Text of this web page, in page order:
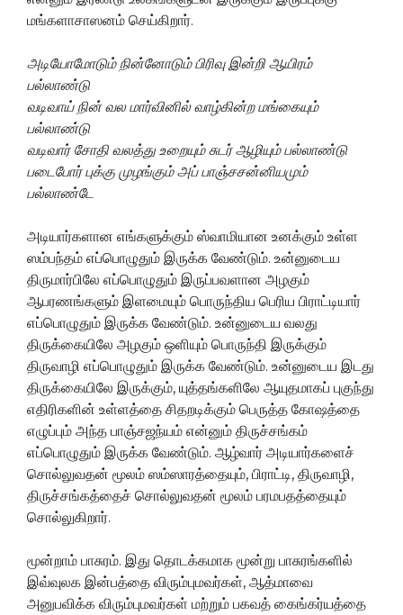
மங்களாசாஸனம் செய்கிறார்.
அடியோமோடும் நின்னோடும் பிரிவு இன்றி ஆயிரம்
பல்லாண்டு
வடிவாய் நின் வல மார்வினில் வாழ்கின்ற மங்கையும்
பல்லாண்டு
வடிவார் சோதி வலத்து உறையும் சுடர் ஆழியும் பல்லாண்டு
படைபோர் புக்கு முழங்கும் அப் பாஞ்சசன்னியமும்
பல்லாண்டே
அடியார்களான எங்களுக்கும் ஸ்வாமியான உனக்கும் உள்ள
ஸம்பந்தம் எப்பொழுதும் இருக்க வேண்டும். உன்னுடைய
திருமார்பிலே எப்பொழுதும் இருப்பவளான அழகும்
ஆபரணங்களும் இளமையும் பொருந்திய பெரிய பிராட்டியார்
எப்பொழுதும் இருக்க வேண்டும். உன்னுடைய வலது
திருக்கையிலே அழகும் ஒளியும் பொருந்தி இருக்கும்
திருவாழி எப்பொழுதும் இருக்க வேண்டும். உன்னுடைய இடது
திருக்கையிலே இருக்கும், யுத்தங்களிலே ஆயுதமாகப் புகுந்து
எதிரிகளின் உள்ளத்தை சிதறடிக்கும் பெருத்த கோஷத்தை
எழுப்பும் அந்த பாஞ்சஜந்யம் என்னும் திருச்சங்கம்
எப்பொழுதும் இருக்க வேண்டும். ஆழ்வார் அடியார்களைச்
சொல்லுவதன் மூலம் ஸம்ஸாரத்தையும், பிராட்டி, திருவாழி,
திருச்சங்கத்தைச் சொல்லுவதன் மூலம் பரமபதத்தையும்
சொல்லுகிறார்.
மூன்றாம் பாசுரம். இது தொடக்கமாக மூன்று பாசுரங்களில்
இவ்வுலக இன்பத்தை விரும்புமவர்கள், ஆத்மாவை
அனுபவிக்க விரும்புமவர்கள் மற்றும் பகவத் கைங்கர்யத்தை